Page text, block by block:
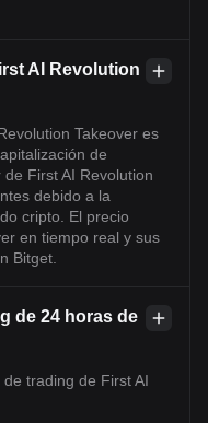
AI Revolution
Takeover es
de
First AI Revolution
debido a la
cripto. El precio
en tiempo real y sus
Bitget.
de 24 horas de
trading de First AI